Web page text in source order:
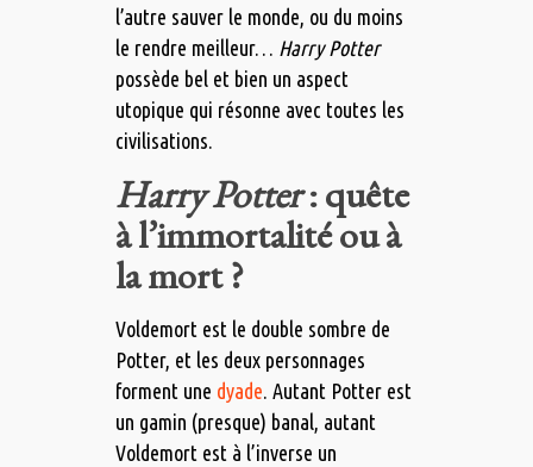
l’autre sauver le monde, ou du moins
le rendre meilleur… Harry Potter
possède bel et bien un aspect
utopique qui résonne avec toutes les
civilisations.
Harry Potter: quête
à l’immortalité ou à
la mort ?
Voldemort est le double sombre de
Potter, et les deux personnages
forment une dyade. Autant Potter est
un gamin (presque) banal, autant
Voldemort est à l’inverse un